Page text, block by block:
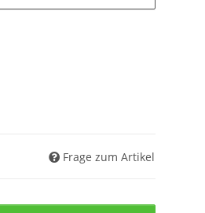
Frage zum Artikel